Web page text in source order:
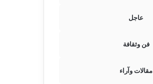
عاجل
فن وثقافة
مقالات وآراء